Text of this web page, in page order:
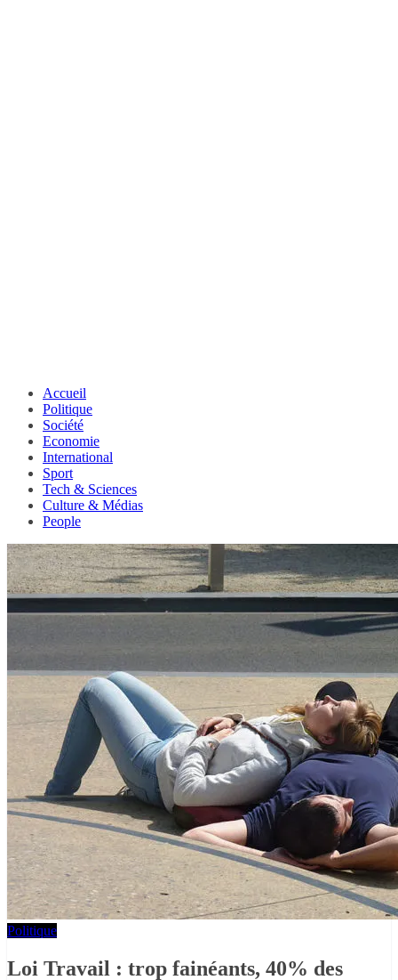
Accueil
Politique
Société
Economie
International
Sport
Tech & Sciences
Culture & Médias
People
Politique
Loi Travail : trop fainéants, 40% des